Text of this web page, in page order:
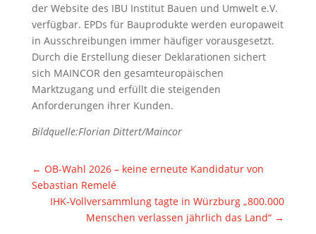
der Website des IBU Institut Bauen und Umwelt e.V.
verfügbar. EPDs für Bauprodukte werden europaweit
in Ausschreibungen immer häufiger vorausgesetzt.
Durch die Erstellung dieser Deklarationen sichert
sich MAINCOR den gesamteuropäischen
Marktzugang und erfüllt die steigenden
Anforderungen ihrer Kunden.
Bildquelle:Florian Dittert/Maincor
← OB-Wahl 2026 – keine erneute Kandidatur von
Sebastian Remelé
IHK-Vollversammlung tagte in Würzburg „800.000
Menschen verlassen jährlich das Land“ →